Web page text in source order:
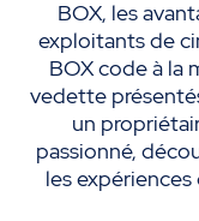
BOX, les
exploitants de
BOX code à la
vedette
un
passionné,
les